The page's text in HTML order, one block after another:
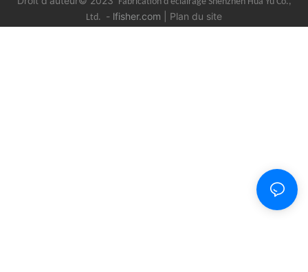
Ltd. - lfisher.com Plan du site